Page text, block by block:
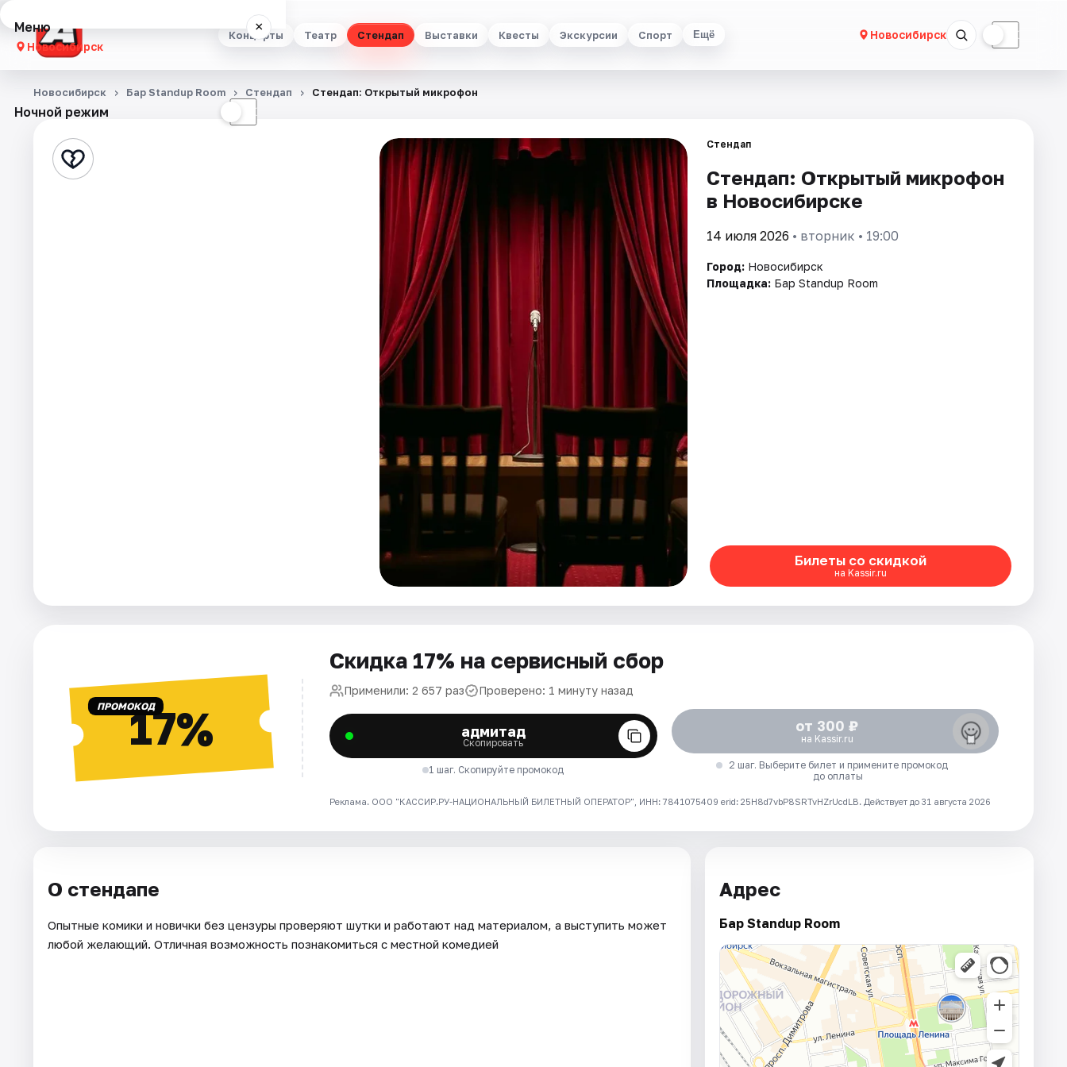
Концерты Театр Стендап Выставки Квесты Экскурсии Спорт Ещё Новосибирск ☾
Меню ×
Новосибирск
Концерты
Стендап
Ночной режим ☾
Новосибирск Бар Standup Room Стендап Стендап: Открытый микрофон
Стендап
Стендап: Открытый микрофон
в Новосибирске
14 июля 2026 • вторник • 19:00
Город: Новосибирск
Площадка: Бар Standup Room
Билеты со скидкой
на Kassir.ru
ПРОМОКОД17%
Скидка 17% на сервисный сбор
Применили: 2 657 раз Проверено: 1 минуту назад
адмитад
Скопировать
1 шаг. Скопируйте промокод
от 300 ₽
на Kassir.ru
2 шаг. Выберите билет и примените промокод
до оплаты
Реклама. ООО "КАССИР.РУ-НАЦИОНАЛЬНЫЙ БИЛЕТНЫЙ ОПЕРАТОР", ИНН: 7841075409 erid: 25H8d7vbP8SRTvHZrUcdLB. Действует до 31 августа 2026
О стендапе
Опытные комики и новички без цензуры проверяют шутки и работают над материалом, а выступить может
любой желающий. Отличная возможность познакомиться с местной комедией
Адрес
Бар Standup Room